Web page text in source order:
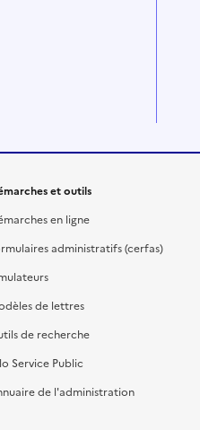
et outils
en ligne
administratifs (cerfas)
de lettres
de recherche
Service Public
de l'administration